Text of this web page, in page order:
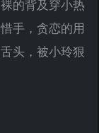
的背及穿小热
手，贪恋的用
头，被小玲狠